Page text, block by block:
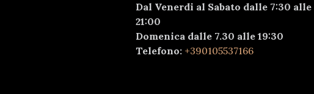
Dal Venerdi al Sabato dalle 7:30 alle
21:00
Domenica dalle 7.30 alle 19:30
Telefono: +390105537166